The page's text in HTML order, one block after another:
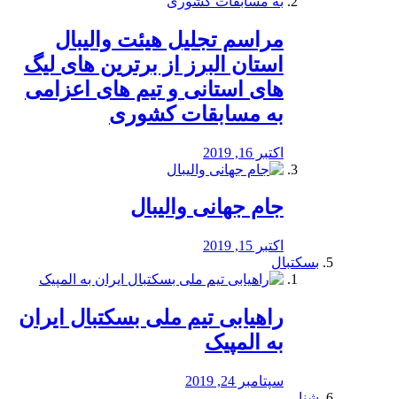
مراسم تجلیل هیئت والیبال
استان البرز از برترین های لیگ
های استانی و تیم های اعزامی
به مسابقات کشوری
اکتبر 16, 2019
جام جهانی والیبال
اکتبر 15, 2019
بسکتبال
راهیابی تیم ملی بسکتبال ایران
به المپیک
سپتامبر 24, 2019